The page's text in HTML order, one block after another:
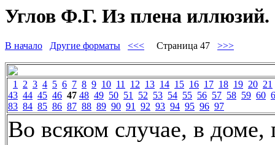
Углов Ф.Г. Из плена иллюзий.
В начало Другие форматы <<< Страница 47 >>>
1 2 3 4 5 6 7 8 9 10 11 12 13 14 15 16 17 18 19 20 21
43 44 45 46 47 48 49 50 51 52 53 54 55 56 57 58 59 60
83 84 85 86 87 88 89 90 91 92 93 94 95 96 97
Во всяком случае, в доме,